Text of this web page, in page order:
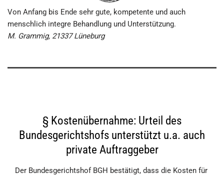
Von Anfang bis Ende sehr gute, kompetente und auch
menschlich integre Behandlung und Unterstützung.
M. Grammig, 21337 Lüneburg
§ Kostenübernahme: Urteil des
Bundesgerichtshofs unterstützt u.a. auch
private Auftraggeber
Der Bundesgerichtshof BGH bestätigt, dass die Kosten für